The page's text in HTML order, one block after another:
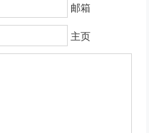
邮箱
主页